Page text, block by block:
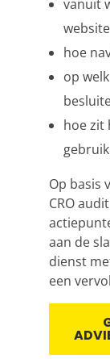
vanuit
website
hoe
op
hoe zit
Op basis
CRO
aan de
dienst
een